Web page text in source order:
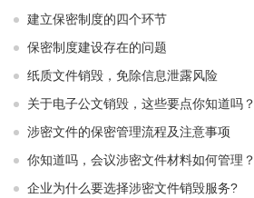
建立保密制度的四个环节
保密制度建设存在的问题
纸质文件销毁，免除信息泄露风险
关于电子公文销毁，这些要点你知道吗？
涉密文件的保密管理流程及注意事项
你知道吗，会议涉密文件材料如何管理？
企业为什么要选择涉密文件销毁服务?